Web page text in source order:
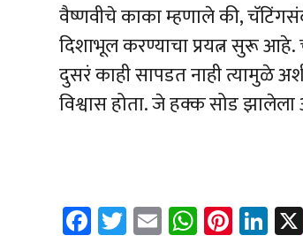
वैष्णवीचे काका म्हणाले की,
दिशाभूल करण्याचा प्रयत्न सुरू
दुसरं काही सापडत नाही त्यामुळे
विश्वास होता. जे हक्क सोड
Fa T E W Pi Li